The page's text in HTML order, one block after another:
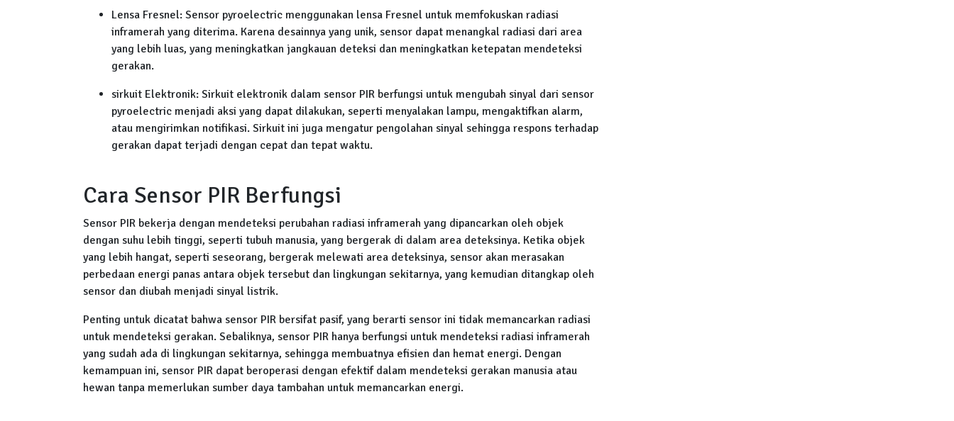
Lensa Fresnel: Sensor pyroelectric menggunakan lensa Fresnel untuk memfokuskan radiasi
inframerah yang diterima. Karena desainnya yang unik, sensor dapat menangkal radiasi dari area
yang lebih luas, yang meningkatkan jangkauan deteksi dan meningkatkan ketepatan mendeteksi
gerakan.
sirkuit Elektronik: Sirkuit elektronik dalam sensor PIR berfungsi untuk mengubah sinyal dari sensor
pyroelectric menjadi aksi yang dapat dilakukan, seperti menyalakan lampu, mengaktifkan alarm,
atau mengirimkan notifikasi. Sirkuit ini juga mengatur pengolahan sinyal sehingga respons terhadap
gerakan dapat terjadi dengan cepat dan tepat waktu.
Cara Sensor PIR Berfungsi
Sensor PIR bekerja dengan mendeteksi perubahan radiasi inframerah yang dipancarkan oleh objek
dengan suhu lebih tinggi, seperti tubuh manusia, yang bergerak di dalam area deteksinya. Ketika objek
yang lebih hangat, seperti seseorang, bergerak melewati area deteksinya, sensor akan merasakan
perbedaan energi panas antara objek tersebut dan lingkungan sekitarnya, yang kemudian ditangkap oleh
sensor dan diubah menjadi sinyal listrik.
Penting untuk dicatat bahwa sensor PIR bersifat pasif, yang berarti sensor ini tidak memancarkan radiasi
untuk mendeteksi gerakan. Sebaliknya, sensor PIR hanya berfungsi untuk mendeteksi radiasi inframerah
yang sudah ada di lingkungan sekitarnya, sehingga membuatnya efisien dan hemat energi. Dengan
kemampuan ini, sensor PIR dapat beroperasi dengan efektif dalam mendeteksi gerakan manusia atau
hewan tanpa memerlukan sumber daya tambahan untuk memancarkan energi.